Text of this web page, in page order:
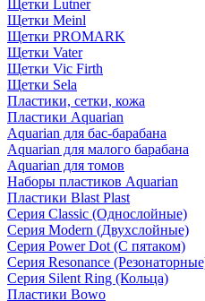
Щетки Lutner
Щетки Meinl
Щетки PROMARK
Щетки Vater
Щетки Vic Firth
Щетки Sela
Пластики, сетки, кожа
Пластики Aquarian
Aquarian для бас-барабана
Aquarian для малого барабана
Aquarian для томов
Наборы пластиков Aquarian
Пластики Blast Plast
Серия Classic (Однослойные)
Серия Modern (Двухслойные)
Серия Power Dot (С пятаком)
Серия Resonance
Серия Silent Ring (Кольца)
Пластики Bowo